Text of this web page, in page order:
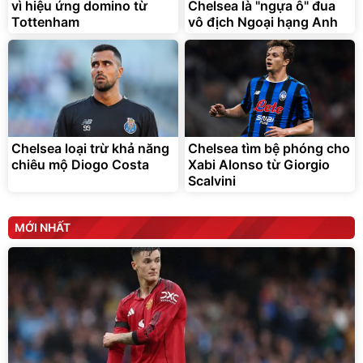
Deal hot
vì hiệu ứng domino từ
Tottenham
Chelsea là "ngựa ô" đua
vô địch Ngoại hạng Anh
Chelsea loại trừ khả năng
chiêu mộ Diogo Costa
Chelsea tìm bệ phóng cho
Xabi Alonso từ Giorgio
Scalvini
MỚI NHẤT